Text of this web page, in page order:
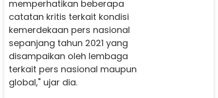
memperhatikan beberapa
catatan kritis terkait kondisi
kemerdekaan pers nasional
sepanjang tahun 2021 yang
disampaikan oleh lembaga
terkait pers nasional maupun
global," ujar dia.